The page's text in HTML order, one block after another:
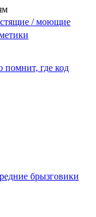
/ моющие
помнит, где код
брызговики